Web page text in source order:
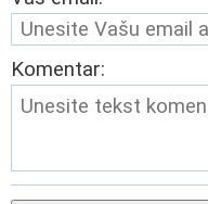
Komentar: